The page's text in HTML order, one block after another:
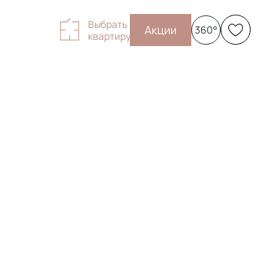
Выбрать
квартиру
Акции 360°